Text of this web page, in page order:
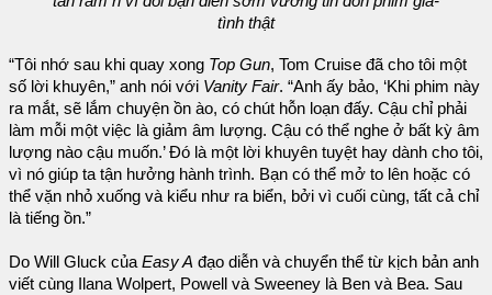
tình thật
“Tôi nhớ sau khi quay xong Top Gun, Tom Cruise đã cho tôi một
số lời khuyên,” anh nói với Vanity Fair. “Anh ấy bảo, ‘Khi phim này
ra mắt, sẽ lắm chuyện ồn ào, có chút hỗn loạn đấy. Cậu chỉ phải
làm mỗi một việc là giảm âm lượng. Cậu có thể nghe ở bất kỳ âm
lượng nào cậu muốn.’ Đó là một lời khuyên tuyệt hay dành cho tôi,
vì nó giúp ta tận hưởng hành trình. Bạn có thể mở to lên hoặc có
thể vặn nhỏ xuống và kiểu như ra biển, bởi vì cuối cùng, tất cả chỉ
là tiếng ồn.”
Do Will Gluck của Easy A đạo diễn và chuyển thể từ kịch bản anh
viết cùng Ilana Wolpert, Powell và Sweeney là Ben và Bea. Sau